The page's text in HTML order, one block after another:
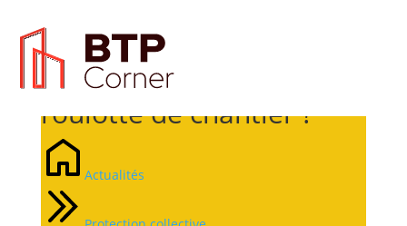
Comment choisir une
roulotte de chantier ?
Actualités